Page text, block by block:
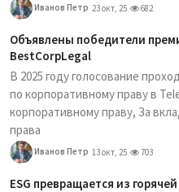
Иванов Петр 23 окт, 25 682
Объявлены победители
BestCorpLegal
В 2025 году голосование
по корпоративному праву в
корпоративному праву, За
права
Иванов Петр 13 окт, 25 703
ESG превращается из